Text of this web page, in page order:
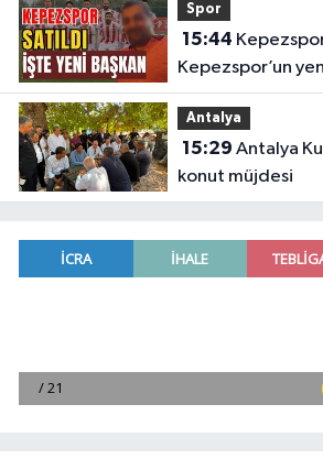
Spor
15:44
Kepezspor’un
yeni başkan
Antalya
15:29
konut müjdesi